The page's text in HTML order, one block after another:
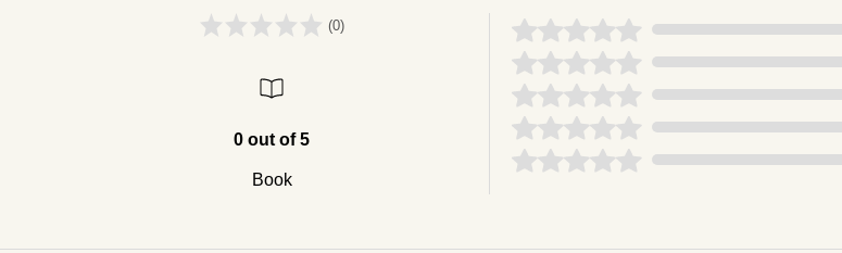
(0)
0 out of 5
Book